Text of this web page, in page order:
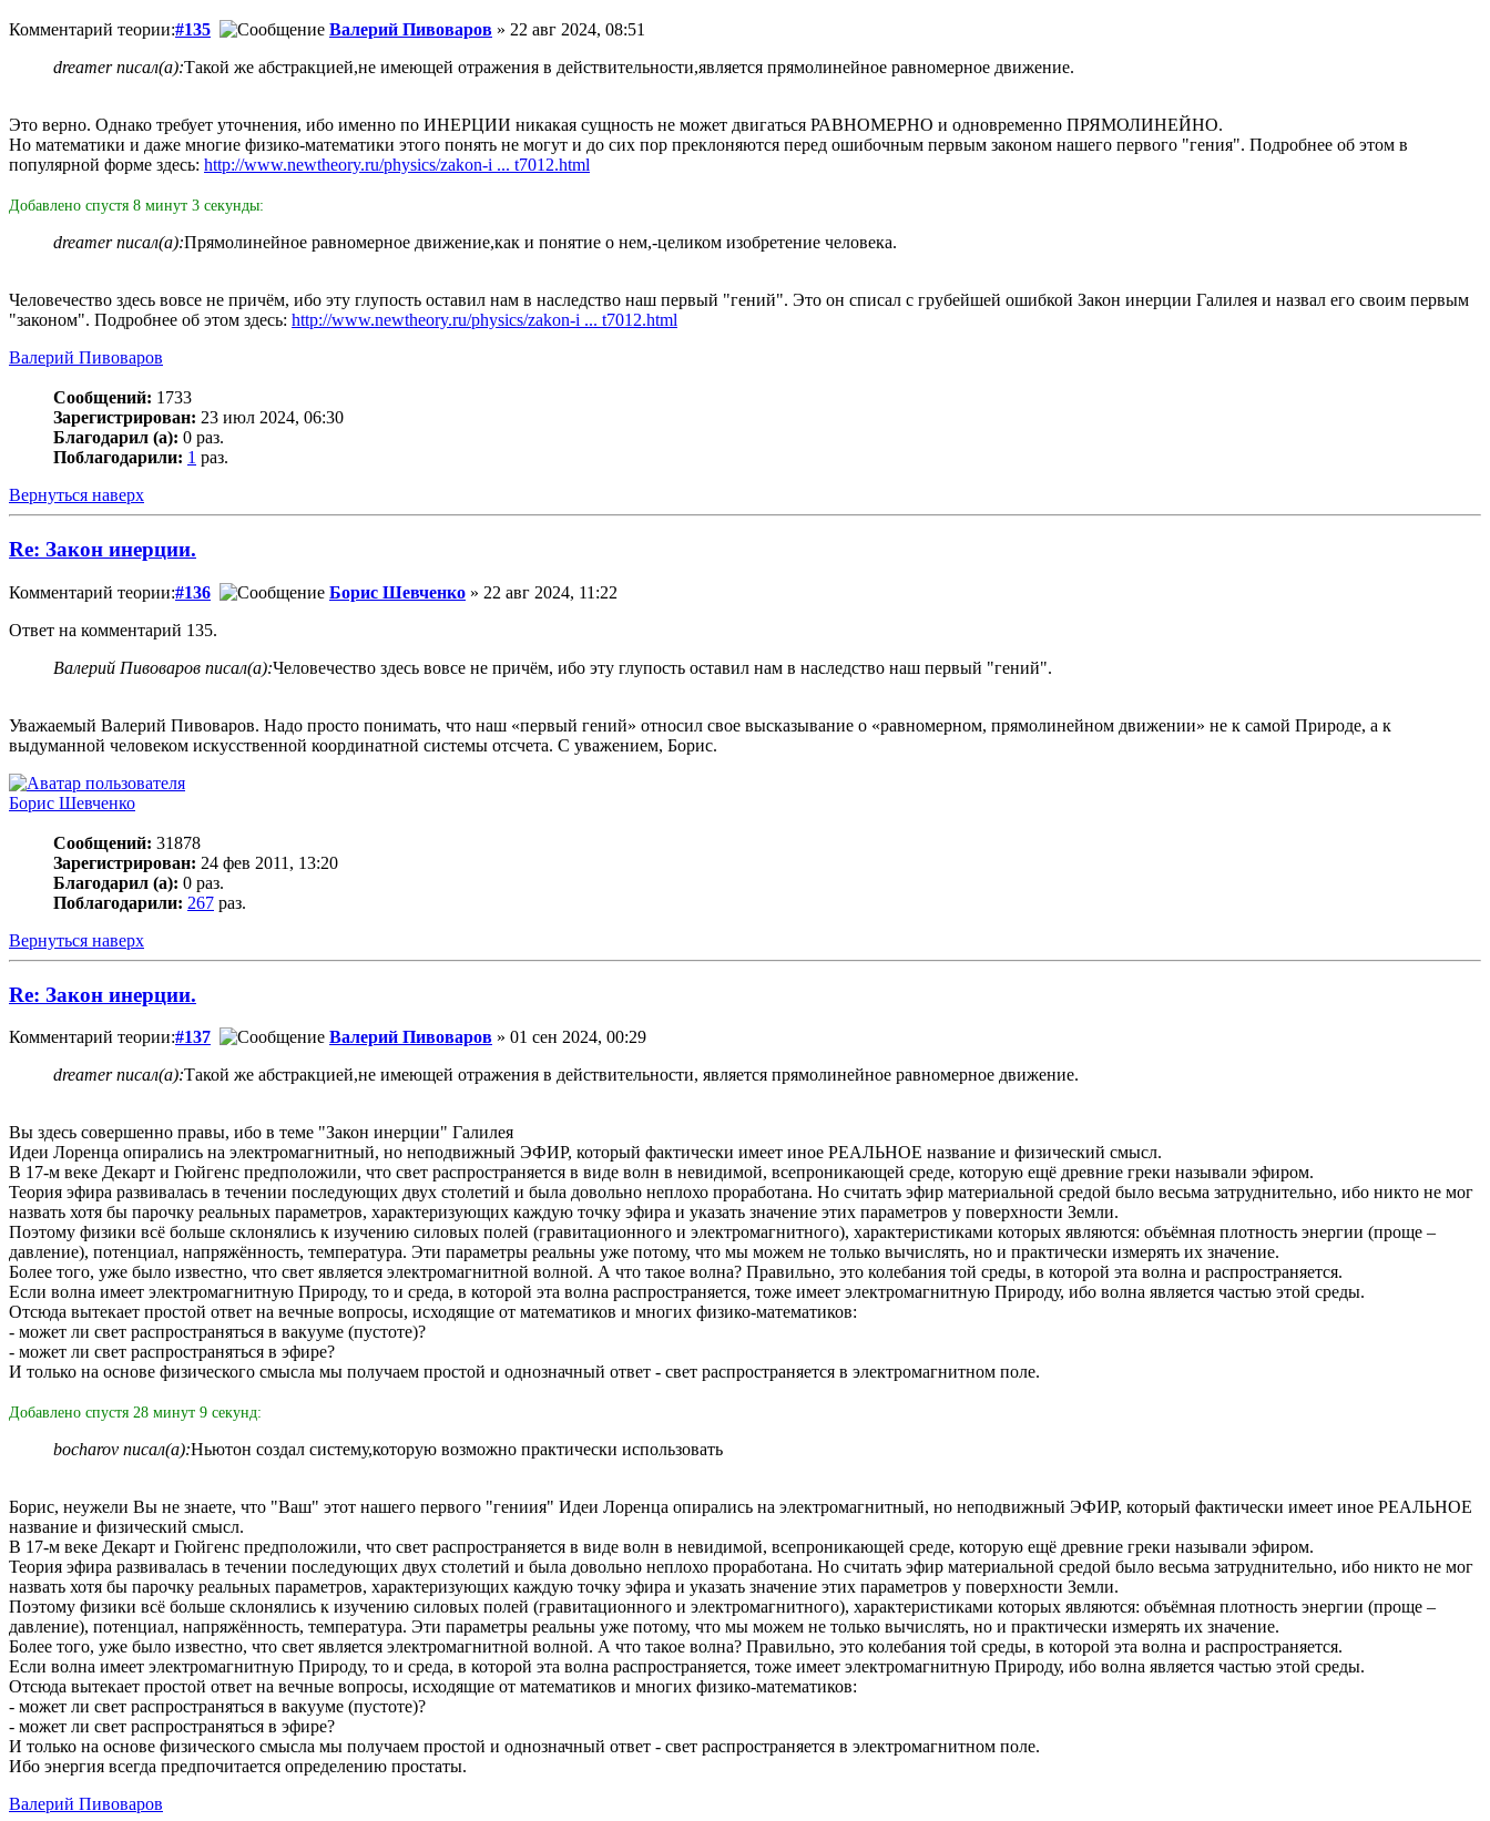
Комментарий теории:#135 Валерий Пивоваров » 22 авг 2024, 08:51
dreamer писал(а):Такой же абстракцией,не имеющей отражения в действительности,является прямолинейное равномерное движение.
Это верно. Однако требует уточнения, ибо именно по ИНЕРЦИИ никакая сущность не может двигаться РАВНОМЕРНО и одновременно ПРЯМОЛИНЕЙНО.
Но математики и даже многие физико-математики этого понять не могут и до сих пор преклоняются перед ошибочным первым законом нашего первого "гения". Подробнее об этом в
популярной форме здесь: http://www.newtheory.ru/physics/zakon-i ... t7012.html
Добавлено спустя 8 минут 3 секунды:
dreamer писал(а):Прямолинейное равномерное движение,как и понятие о нем,-целиком изобретение человека.
Человечество здесь вовсе не причём, ибо эту глупость оставил нам в наследство наш первый "гений". Это он списал с грубейшей ошибкой Закон инерции Галилея и назвал его своим первым
"законом". Подробнее об этом здесь: http://www.newtheory.ru/physics/zakon-i ... t7012.html
Валерий Пивоваров
Сообщений: 1733
Зарегистрирован: 23 июл 2024, 06:30
Благодарил (а): 0 раз.
Поблагодарили: 1 раз.
Вернуться наверх
Re: Закон инерции.
Комментарий теории:#136 Борис Шевченко » 22 авг 2024, 11:22
Ответ на комментарий 135.
Валерий Пивоваров писал(а):Человечество здесь вовсе не причём, ибо эту глупость оставил нам в наследство наш первый "гений".
Уважаемый Валерий Пивоваров. Надо просто понимать, что наш «первый гений» относил свое высказывание о «равномерном, прямолинейном движении» не к самой Природе, а к
выдуманной человеком искусственной координатной системы отсчета. С уважением, Борис.
Борис Шевченко
Сообщений: 31878
Зарегистрирован: 24 фев 2011, 13:20
Благодарил (а): 0 раз.
Поблагодарили: 267 раз.
Вернуться наверх
Re: Закон инерции.
Комментарий теории:#137 Валерий Пивоваров » 01 сен 2024, 00:29
dreamer писал(а):Такой же абстракцией,не имеющей отражения в действительности, является прямолинейное равномерное движение.
Вы здесь совершенно правы, ибо в теме "Закон инерции" Галилея
Идеи Лоренца опирались на электромагнитный, но неподвижный ЭФИР, который фактически имеет иное РЕАЛЬНОЕ название и физический смысл.
В 17-м веке Декарт и Гюйгенс предположили, что свет распространяется в виде волн в невидимой, всепроникающей среде, которую ещё древние греки называли эфиром.
Теория эфира развивалась в течении последующих двух столетий и была довольно неплохо проработана. Но считать эфир материальной средой было весьма затруднительно, ибо никто не мог
назвать хотя бы парочку реальных параметров, характеризующих каждую точку эфира и указать значение этих параметров у поверхности Земли.
Поэтому физики всё больше склонялись к изучению силовых полей (гравитационного и электромагнитного), характеристиками которых являются: объёмная плотность энергии (проще –
давление), потенциал, напряжённость, температура. Эти параметры реальны уже потому, что мы можем не только вычислять, но и практически измерять их значение.
Более того, уже было известно, что свет является электромагнитной волной. А что такое волна? Правильно, это колебания той среды, в которой эта волна и распространяется.
Если волна имеет электромагнитную Природу, то и среда, в которой эта волна распространяется, тоже имеет электромагнитную Природу, ибо волна является частью этой среды.
Отсюда вытекает простой ответ на вечные вопросы, исходящие от математиков и многих физико-математиков:
- может ли свет распространяться в вакууме (пустоте)?
- может ли свет распространяться в эфире?
И только на основе физического смысла мы получаем простой и однозначный ответ - свет распространяется в электромагнитном поле.
Добавлено спустя 28 минут 9 секунд:
bocharov писал(а):Ньютон создал систему,которую возможно практически использовать
Борис, неужели Вы не знаете, что "Ваш" этот нашего первого "гениия" Идеи Лоренца опирались на электромагнитный, но неподвижный ЭФИР, который фактически имеет иное РЕАЛЬНОЕ
название и физический смысл.
В 17-м веке Декарт и Гюйгенс предположили, что свет распространяется в виде волн в невидимой, всепроникающей среде, которую ещё древние греки называли эфиром.
Теория эфира развивалась в течении последующих двух столетий и была довольно неплохо проработана. Но считать эфир материальной средой было весьма затруднительно, ибо никто не мог
назвать хотя бы парочку реальных параметров, характеризующих каждую точку эфира и указать значение этих параметров у поверхности Земли.
Поэтому физики всё больше склонялись к изучению силовых полей (гравитационного и электромагнитного), характеристиками которых являются: объёмная плотность энергии (проще –
давление), потенциал, напряжённость, температура. Эти параметры реальны уже потому, что мы можем не только вычислять, но и практически измерять их значение.
Более того, уже было известно, что свет является электромагнитной волной. А что такое волна? Правильно, это колебания той среды, в которой эта волна и распространяется.
Если волна имеет электромагнитную Природу, то и среда, в которой эта волна распространяется, тоже имеет электромагнитную Природу, ибо волна является частью этой среды.
Отсюда вытекает простой ответ на вечные вопросы, исходящие от математиков и многих физико-математиков:
- может ли свет распространяться в вакууме (пустоте)?
- может ли свет распространяться в эфире?
И только на основе физического смысла мы получаем простой и однозначный ответ - свет распространяется в электромагнитном поле.
Ибо энергия всегда предпочитается определению простаты.
Валерий Пивоваров